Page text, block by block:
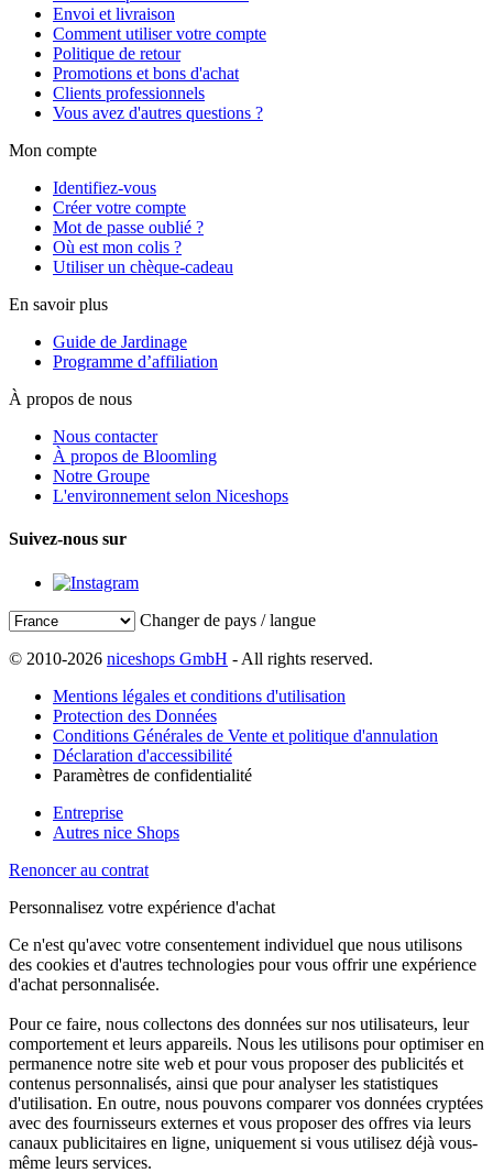
Envoi et livraison
Comment utiliser votre compte
Politique de retour
Promotions et bons d'achat
Clients professionnels
Vous avez d'autres questions ?
Mon compte
Identifiez-vous
Créer votre compte
Mot de passe oublié ?
Où est mon colis ?
Utiliser un chèque-cadeau
En savoir plus
Guide de Jardinage
Programme d’affiliation
À propos de nous
Nous contacter
À propos de Bloomling
Notre Groupe
L'environnement selon Niceshops
Suivez-nous sur
Changer de pays / langue
© 2010-2026 niceshops GmbH - All rights reserved.
Mentions légales et conditions d'utilisation
Protection des Données
Conditions Générales de Vente et politique d'annulation
Déclaration d'accessibilité
Paramètres de confidentialité
Entreprise
Autres nice Shops
Renoncer au contrat
Personnalisez votre expérience d'achat
Ce n'est qu'avec votre consentement individuel que nous utilisons
des cookies et d'autres technologies pour vous offrir une expérience
d'achat personnalisée.
Pour ce faire, nous collectons des données sur nos utilisateurs, leur
comportement et leurs appareils. Nous les utilisons pour optimiser en
permanence notre site web et pour vous proposer des publicités et
contenus personnalisés, ainsi que pour analyser les statistiques
d'utilisation. En outre, nous pouvons comparer vos données cryptées
avec des fournisseurs externes et vous proposer des offres via leurs
canaux publicitaires en ligne, uniquement si vous utilisez déjà vous-
même leurs services.